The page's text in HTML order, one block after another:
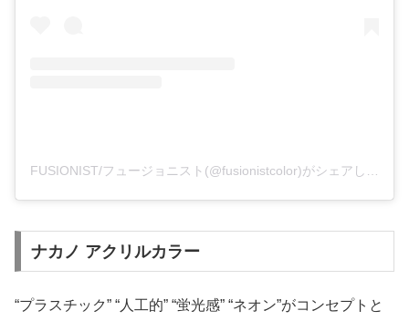
ナカノ アクリルカラー
“プラスチック” “人工的” “蛍光感” “ネオン”がコンセプトと